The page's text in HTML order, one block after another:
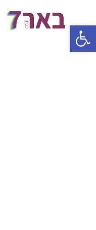
פתח סרגל נגישות